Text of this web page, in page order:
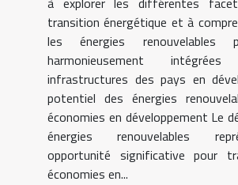
transition énergétique et à
les énergies renouvelables
harmonieusement
infrastructures des pays en
potentiel des énergies
économies en développement Le
énergies renouvelables
opportunité significative pour
économies en...